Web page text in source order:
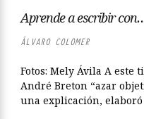
Aprende a escribir
ÁLVARO COLOMER
Fotos: Mely Ávila A este
André Breton “azar
una explicación, elaboró